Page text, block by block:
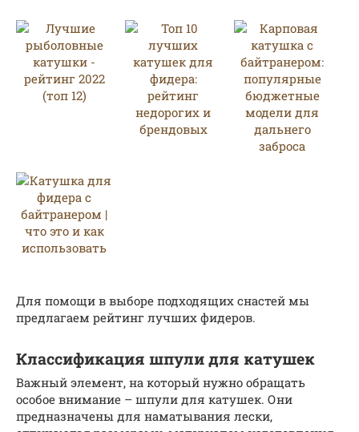
Для помощи в выборе подходящих снастей мы
предлагаем рейтинг лучших фидеров.
Классификация шпули для катушек
Важный элемент, на который нужно обращать
особое внимание – шпули для катушек. Они
предназначены для наматывания лески,